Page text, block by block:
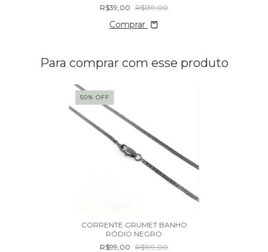
R$39,00 R$139,00
Comprar
Para comprar com esse produto
50% OFF
CORRENTE GRUMET BANHO
RÓDIO NEGRO
R$99,00 R$199,00